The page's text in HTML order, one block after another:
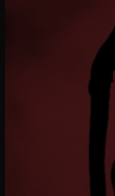
La prima fase della